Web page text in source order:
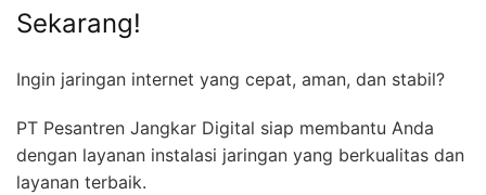
Sekarang!
Ingin jaringan internet yang cepat, aman, dan stabil?
PT Pesantren Jangkar Digital siap membantu Anda
dengan layanan instalasi jaringan yang berkualitas dan
layanan terbaik.